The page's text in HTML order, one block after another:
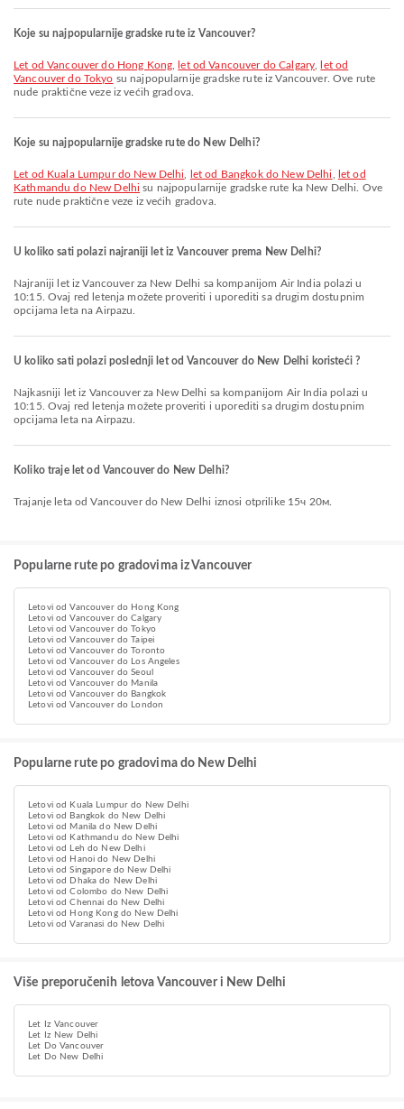
Koje su najpopularnije gradske rute iz Vancouver?
let od Vancouver do Hong Kong let od Vancouver do Calgary
let od
Vancouver do Tokyo su najpopularnije gradske rute iz Vancouver. Ove rute
nude praktične veze iz većih gradova.
Koje su najpopularnije gradske rute do New Delhi?
let od Kuala Lumpur do New Delhi let od Bangkok do New Delhi
let od
Kathmandu do New Delhi su najpopularnije gradske rute ka New Delhi. Ove
rute nude praktične veze iz većih gradova.
U koliko sati polazi najraniji let iz Vancouver prema New Delhi?
Najraniji let iz Vancouver za New Delhi sa kompanijom Air India polazi u
10:15. Ovaj red letenja možete proveriti i uporediti sa drugim dostupnim
opcijama leta na Airpazu.
U koliko sati polazi poslednji let od Vancouver do New Delhi koristeći ?
Najkasniji let iz Vancouver za New Delhi sa kompanijom Air India polazi u
10:15. Ovaj red letenja možete proveriti i uporediti sa drugim dostupnim
opcijama leta na Airpazu.
Koliko traje let od Vancouver do New Delhi?
Trajanje leta od Vancouver do New Delhi iznosi otprilike 15ч 20м.
Popularne rute po gradovima iz Vancouver
Letovi od Vancouver do Hong Kong
Letovi od Vancouver do Calgary
Letovi od Vancouver do Tokyo
Letovi od Vancouver do Taipei
Letovi od Vancouver do Toronto
Letovi od Vancouver do Los Angeles
Letovi od Vancouver do Seoul
Letovi od Vancouver do Manila
Letovi od Vancouver do Bangkok
Letovi od Vancouver do London
Popularne rute po gradovima do New Delhi
Letovi od Kuala Lumpur do New Delhi
Letovi od Bangkok do New Delhi
Letovi od Manila do New Delhi
Letovi od Kathmandu do New Delhi
Letovi od Leh do New Delhi
Letovi od Hanoi do New Delhi
Letovi od Singapore do New Delhi
Letovi od Dhaka do New Delhi
Letovi od Colombo do New Delhi
Letovi od Chennai do New Delhi
Letovi od Hong Kong do New Delhi
Letovi od Varanasi do New Delhi
Više preporučenih letova Vancouver i New Delhi
Let Iz Vancouver
Let Iz New Delhi
Let Do Vancouver
Let Do New Delhi